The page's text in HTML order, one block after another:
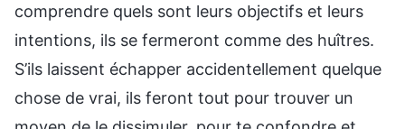
comprendre quels sont leurs objectifs et leurs
intentions, ils se fermeront comme des huîtres.
S’ils laissent échapper accidentellement quelque
chose de vrai, ils feront tout pour trouver un